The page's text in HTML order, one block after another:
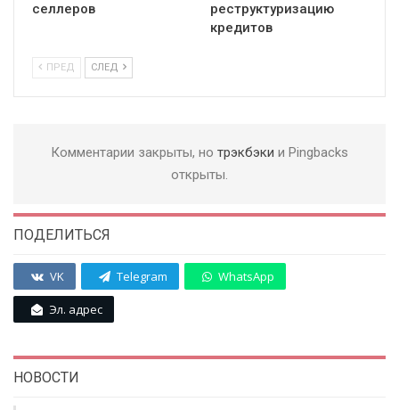
селлеров
реструктуризацию
кредитов
ПРЕД СЛЕД
Комментарии закрыты, но трэкбэки и Pingbacks
открыты.
ПОДЕЛИТЬСЯ
VK Telegram WhatsApp
Эл. адрес
НОВОСТИ